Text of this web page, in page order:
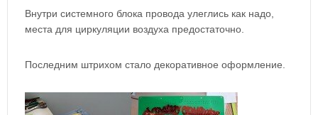
Внутри системного блока провода улеглись как надо,
места для циркуляции воздуха предостаточно.
Последним штрихом стало декоративное оформление.